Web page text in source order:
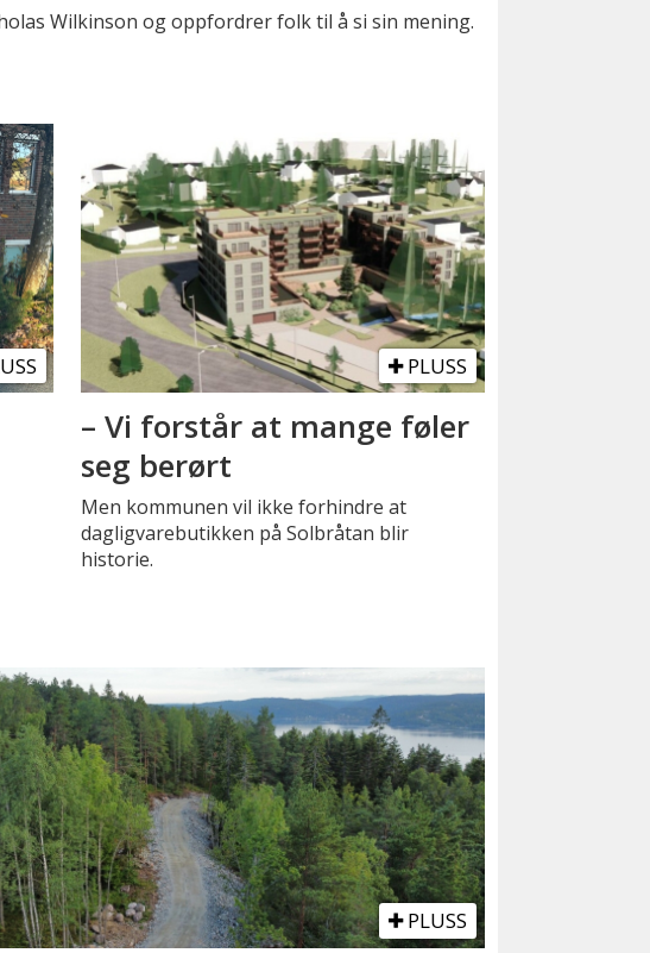
Wilkinson og oppfordrer folk til å si sin mening.
PLUSS
– Vi forstår at mange føler
seg berørt
Men kommunen vil ikke forhindre at
dagligvarebutikken på Solbråtan blir
historie.
PLUSS